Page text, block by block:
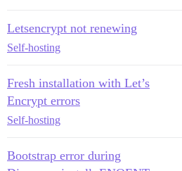
Letsencrypt not renewing
Self-hosting
Fresh installation with Let’s
Encrypt errors
Self-hosting
Bootstrap error during